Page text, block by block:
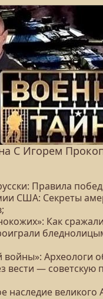
С Игорем
Правила
США: Секреты
Как
войны»: Археологи
вести — советскую
наследие великого